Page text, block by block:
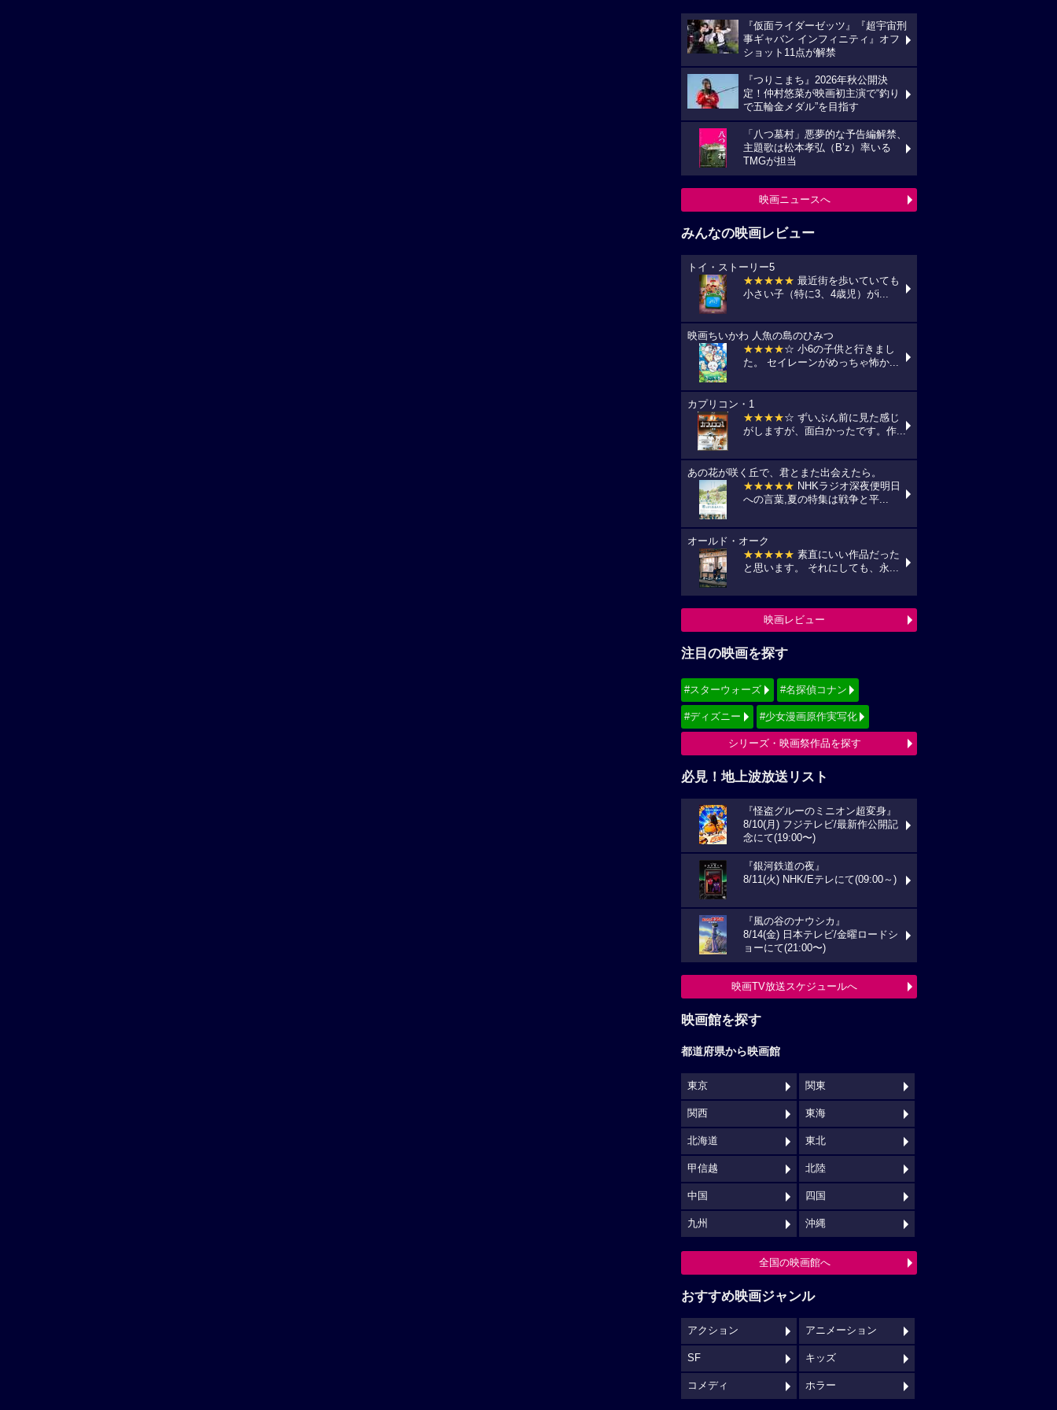
『仮面ライダーゼッツ』『超宇宙刑
事ギャバン インフィニティ』オフ
ショット11点が解禁
『つりこまち』2026年秋公開決
定！仲村悠菜が映画初主演で“釣り
で五輪金メダル”を目指す
「八つ墓村」悪夢的な予告編解禁、
主題歌は松本孝弘（B’z）率いる
TMGが担当
映画ニュースへ
みんなの映画レビュー
トイ・ストーリー5
★★★★★ 最近街を歩いていても
小さい子（特に3、4歳児）がi...
映画ちいかわ 人魚の島のひみつ
★★★★☆ 小6の子供と行きまし
た。 セイレーンがめっちゃ怖か...
カプリコン・1
★★★★☆ ずいぶん前に見た感じ
がしますが、面白かったです。作...
あの花が咲く丘で、君とまた出会えたら。
★★★★★ NHKラジオ深夜便明日
への言葉,夏の特集は戦争と平...
オールド・オーク
★★★★★ 素直にいい作品だった
と思います。 それにしても、永...
映画レビュー
注目の映画を探す
#スターウォーズ #名探偵コナン
#ディズニー #少女漫画原作実写化
シリーズ・映画祭作品を探す
必見！地上波放送リスト
『怪盗グルーのミニオン超変身』
8/10(月) フジテレビ/最新作公開記
念にて(19:00〜)
『銀河鉄道の夜』
8/11(火) NHK/Eテレにて(09:00～)
『風の谷のナウシカ』
8/14(金) 日本テレビ/金曜ロードシ
ョーにて(21:00〜)
映画TV放送スケジュールへ
映画館を探す
都道府県から映画館
東京 関東
関西 東海
北海道 東北
甲信越 北陸
中国 四国
九州 沖縄
全国の映画館へ
おすすめ映画ジャンル
アクション アニメーション
SF キッズ
コメディ ホラー